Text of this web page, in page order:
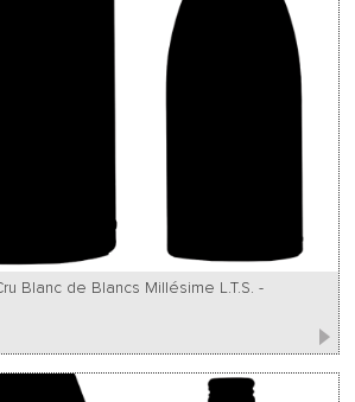
Blanc de Blancs Millésime L.T.S. -